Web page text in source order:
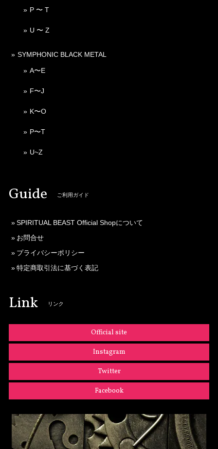
P 〜 T
U 〜 Z
SYMPHONIC BLACK METAL
A〜E
F〜J
K〜O
P〜T
U~Z
Guide ご利用ガイド
SPIRITUAL BEAST Official Shopについて
お問合せ
プライバシーポリシー
特定商取引法に基づく表記
Link リンク
Official site
Instagram
Twitter
Facebook